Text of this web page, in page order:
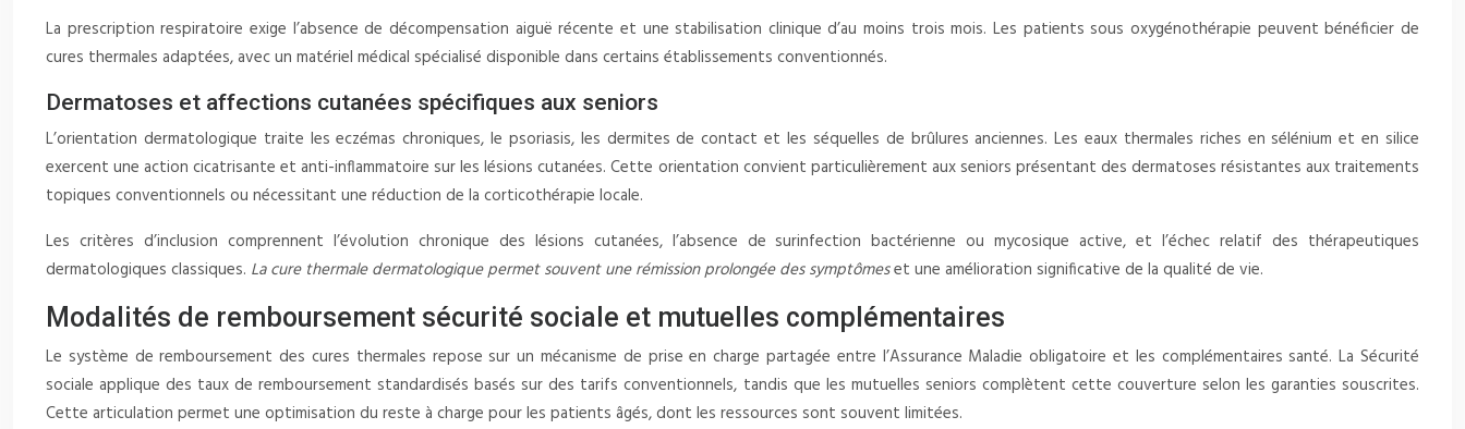
La prescription respiratoire exige l’absence de décompensation aiguë récente et une stabilisation clinique d’au moins trois mois. Les patients sous oxygénothérapie peuvent bénéficier de
cures thermales adaptées, avec un matériel médical spécialisé disponible dans certains établissements conventionnés.
Dermatoses et affections cutanées spécifiques aux seniors
L’orientation dermatologique traite les eczémas chroniques, le psoriasis, les dermites de contact et les séquelles de brûlures anciennes. Les eaux thermales riches en sélénium et en silice
exercent une action cicatrisante et anti-inflammatoire sur les lésions cutanées. Cette orientation convient particulièrement aux seniors présentant des dermatoses résistantes aux traitements
topiques conventionnels ou nécessitant une réduction de la corticothérapie locale.
Les critères d’inclusion comprennent l’évolution chronique des lésions cutanées, l’absence de surinfection bactérienne ou mycosique active, et l’échec relatif des thérapeutiques
dermatologiques classiques. La cure thermale dermatologique permet souvent une rémission prolongée des symptômeset une amélioration significative de la qualité de vie.
Modalités de remboursement sécurité sociale et mutuelles complémentaires
Le système de remboursement des cures thermales repose sur un mécanisme de prise en charge partagée entre l’Assurance Maladie obligatoire et les complémentaires santé. La Sécurité
sociale applique des taux de remboursement standardisés basés sur des tarifs conventionnels, tandis que les mutuelles seniors complètent cette couverture selon les garanties souscrites.
Cette articulation permet une optimisation du reste à charge pour les patients âgés, dont les ressources sont souvent limitées.